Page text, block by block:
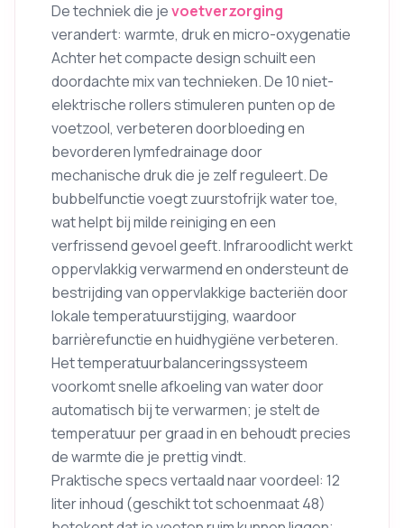
De techniek die jevoetverzorging
verandert: warmte, druk en micro-oxygenatie
Achter het compacte design schuilt een
doordachte mix van technieken. De 10 niet-
elektrische rollers stimuleren punten op de
voetzool, verbeteren doorbloeding en
bevorderen lymfedrainage door
mechanische druk die je zelf reguleert. De
bubbelfunctie voegt zuurstofrijk water toe,
wat helpt bij milde reiniging en een
verfrissend gevoel geeft. Infraroodlicht werkt
oppervlakkig verwarmend en ondersteunt de
bestrijding van oppervlakkige bacteriën door
lokale temperatuurstijging, waardoor
barrièrefunctie en huidhygiëne verbeteren.
Het temperatuurbalanceringssysteem
voorkomt snelle afkoeling van water door
automatisch bij te verwarmen; je stelt de
temperatuur per graad in en behoudt precies
de warmte die je prettig vindt.
Praktische specs vertaald naar voordeel: 12
liter inhoud (geschikt tot schoenmaat 48)